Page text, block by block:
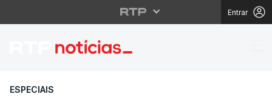
Entrar
Trump afirma que
ESPECIAIS